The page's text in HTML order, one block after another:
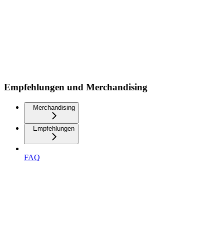
Empfehlungen und Merchandising
Merchandising
Empfehlungen
FAQ